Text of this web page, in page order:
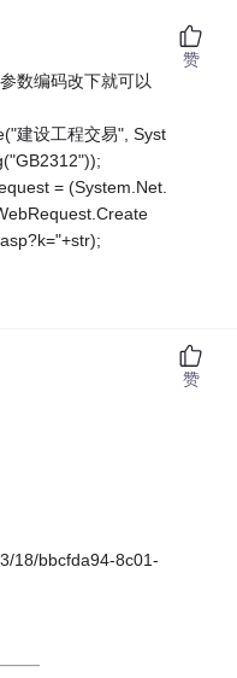
数编码改下就可以
建设工程交易", Syst
= (System.Net.
赞
18/bbcfda94-8c01-
赞
——